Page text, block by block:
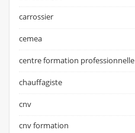
carrossier
cemea
centre formation professionnelle
chauffagiste
cnv
cnv formation